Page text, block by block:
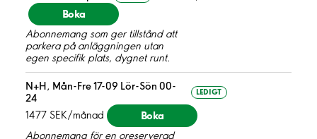
Boka
Abonnemang som ger tillstånd att
parkera på anläggningen utan
egen specifik plats, dygnet runt.
N+H, Mån-Fre 17-09 Lör-Sön 00-
24
LEDIGT
1477 SEK/månad Boka
Abonnemang för en oreserverad